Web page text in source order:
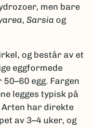
men bare
, Sarsia og
og består av et
eggformede
egg. Fargen
legges typisk på
har direkte
av 3–4 uker, og